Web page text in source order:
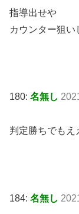
指導出せや
カウンター狙
180: 名無し
判定勝ちでもえ
184: 名無し